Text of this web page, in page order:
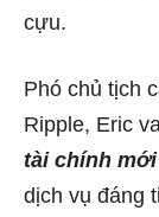
cựu.
Phó chủ tịch
Ripple, Eric
tài chính
dịch vụ đáng